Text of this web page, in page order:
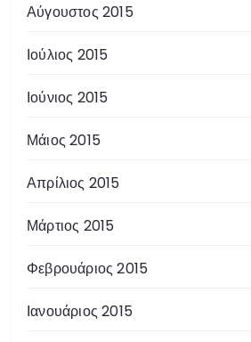
Αύγουστος 2015
Ιούλιος 2015
Ιούνιος 2015
Μάιος 2015
Απρίλιος 2015
Μάρτιος 2015
Φεβρουάριος 2015
Ιανουάριος 2015